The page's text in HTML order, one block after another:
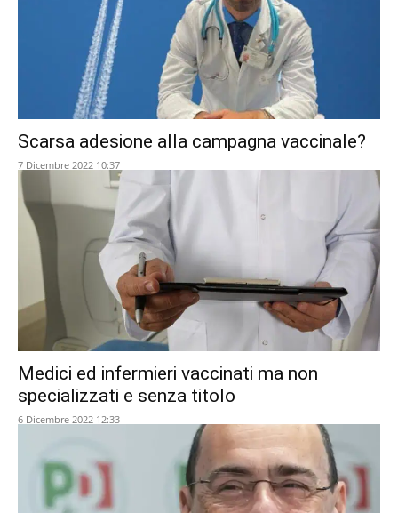
Scarsa adesione alla campagna vaccinale?
7 Dicembre 2022 10:37
Medici ed infermieri vaccinati ma non
specializzati e senza titolo
6 Dicembre 2022 12:33